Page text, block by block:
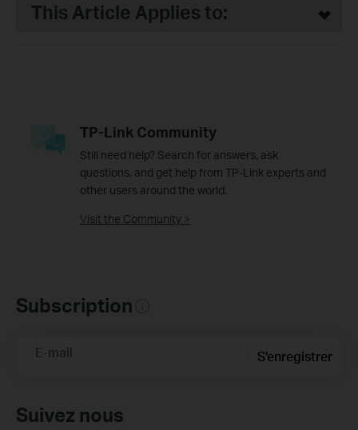
This Article Applies to:
TP-Link Community
Still need help? Search for answers, ask
questions, and get help from TP-Link experts and
other users around the world.
Visit the Community >
Subscription
E-mail S'enregistrer
Suivez nous